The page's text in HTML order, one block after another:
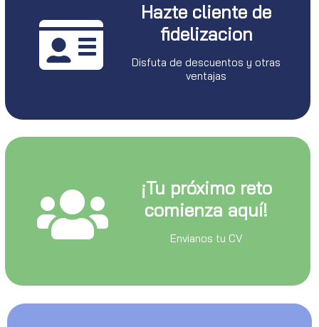
Hazte cliente de
fidelizacion
Disfuta de descuentos y otras
ventajas
¡Tu próximo reto
comienza aquí!
Envianos tu CV